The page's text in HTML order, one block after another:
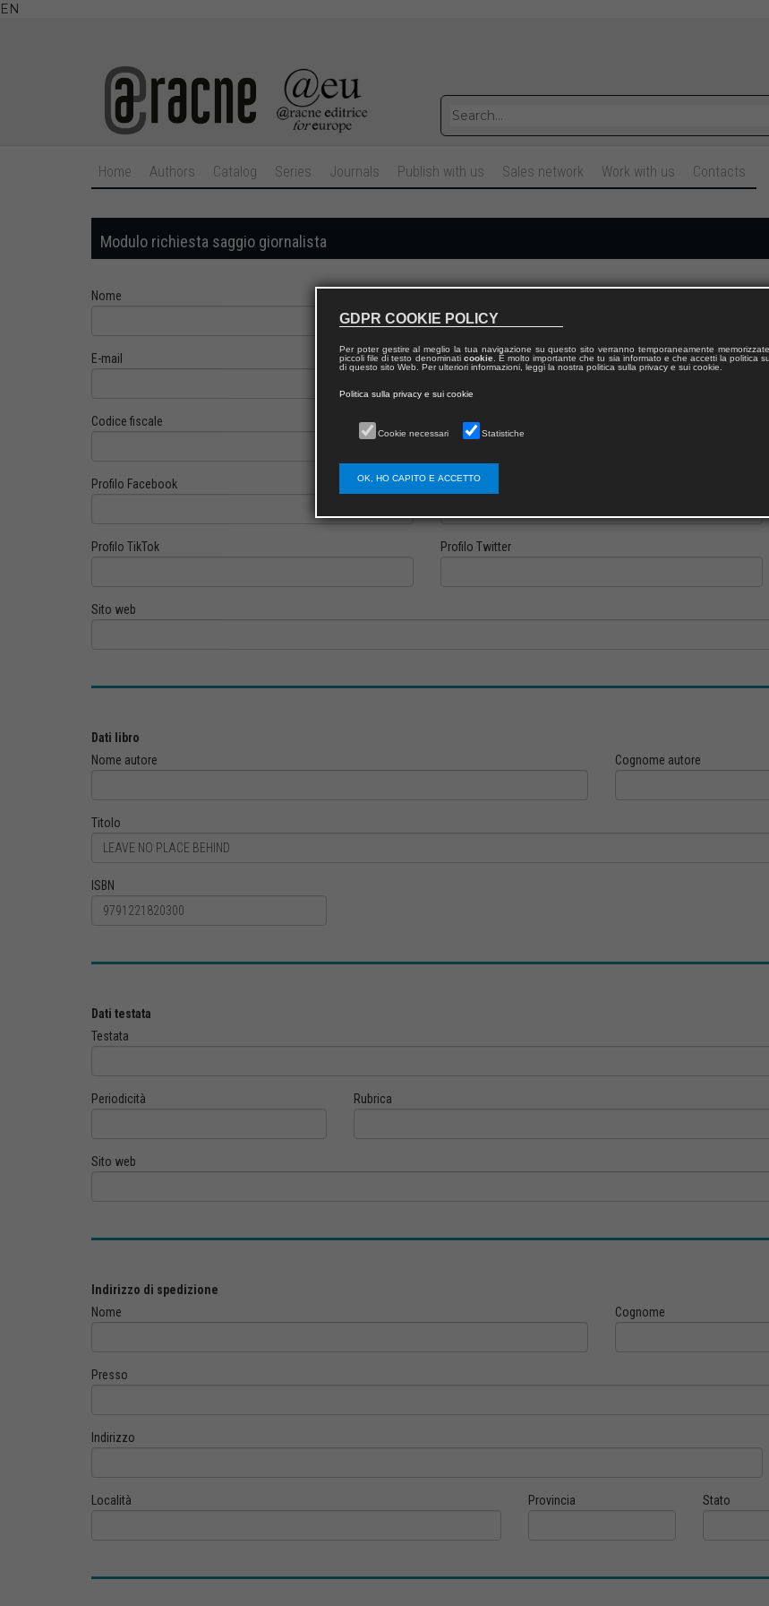
EN
Home Authors Catalog Series Journals Publish with us Sales network Work with us Contacts
Modulo richiesta saggio giornalista
Nome
E-mail Telefono fisso
Codice fiscale
Profilo Facebook Profilo Instagram
Profilo TikTok Profilo Twitter
Sito web
Dati libro
Nome autore
Cognome autore
Titolo
ISBN
Dati testata
Testata
Periodicità Rubrica
Sito web
Indirizzo di spedizione
Nome
Cognome
Presso
Indirizzo
Località Provincia Stato
GDPR COOKIE POLICY
Per poter gestire al meglio la tua navigazione su questo sito verranno temporaneamente
piccoli file di testo denominati cookie. È molto importante che tu sia informato e che accetti la politica
di questo sito Web. Per ulteriori informazioni, leggi la nostra politica sulla privacy e sui cookie.
Politica sulla privacy e sui cookie
Cookie necessari Statistiche
OK, HO CAPITO E ACCETTO